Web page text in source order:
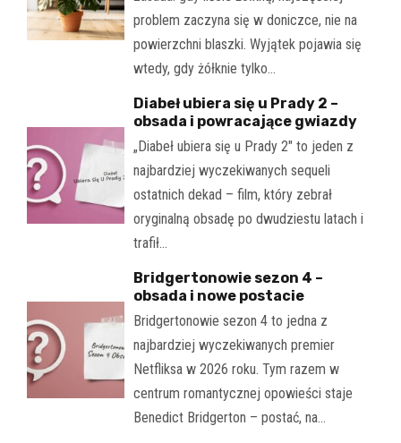
problem zaczyna się w doniczce, nie na
powierzchni blaszki. Wyjątek pojawia się
wtedy, gdy żółknie tylko…
Diabeł ubiera się u Prady 2 –
obsada i powracające gwiazdy
„Diabeł ubiera się u Prady 2" to jeden z
najbardziej wyczekiwanych sequeli
ostatnich dekad – film, który zebrał
oryginalną obsadę po dwudziestu latach i
trafił…
Bridgertonowie sezon 4 –
obsada i nowe postacie
Bridgertonowie sezon 4 to jedna z
najbardziej wyczekiwanych premier
Netfliksa w 2026 roku. Tym razem w
centrum romantycznej opowieści staje
Benedict Bridgerton – postać, na…